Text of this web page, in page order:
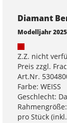
Diamant
Modelljahr 2025
Z.Z. nicht
Preis zzgl.
Art.Nr.
Farbe: WEISS
Geschlecht:
Rahmengröße:
pro Stück